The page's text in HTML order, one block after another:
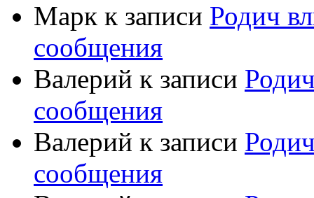
Марк к записи Родич
сообщения
Валерий к записи
сообщения
Валерий к записи
сообщения